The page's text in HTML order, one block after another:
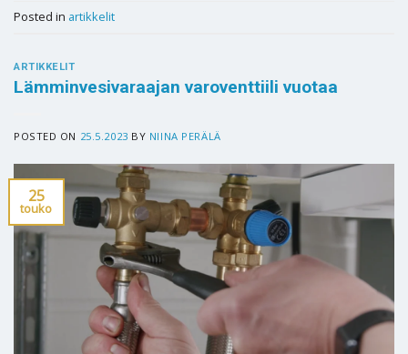
Posted in artikkelit
ARTIKKELIT
Lämminvesivaraajan varoventtiili vuotaa
POSTED ON 25.5.2023 BY NIINA PERÄLÄ
25
touko